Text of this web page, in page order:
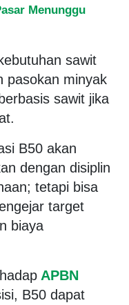
Menunggu
sawit
pasokan minyak
sawit jika
B50 akan
dengan disiplin
tetapi bisa
target
biaya
APBN
B50 dapat